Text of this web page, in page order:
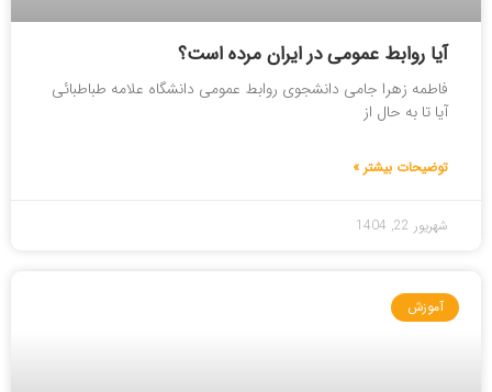
آیا روابط عمومی در ایران مرده است؟
فاطمه زهرا جامی دانشجوی روابط عمومی دانشگاه علامه طباطبائی
آیا تا به حال از
توضیحات بیشتر »
شهریور 22, 1404
آموزش